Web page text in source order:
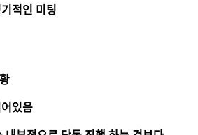
적인 미팅
있음